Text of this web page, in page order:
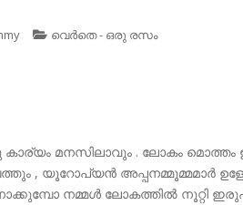
വെർതെ - ഒരു രസം
കാര്യം മനസിലാവും . ലോകം
, യൂറോപ്യൻ അപ്പനമ്മൂമ്മമാർ
നോക്കുമ്പോ നമ്മൾ ലോകത്തിൽ നൂറ്റി